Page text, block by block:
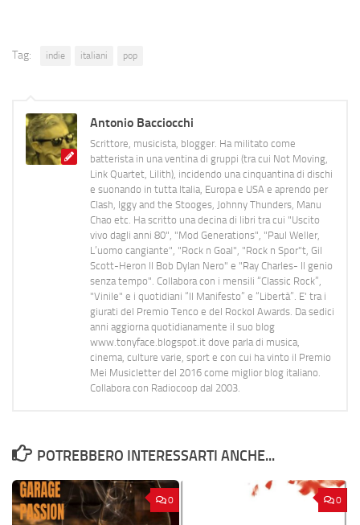
Tag: indie italiani pop
Antonio Bacciocchi
Scrittore, musicista, blogger. Ha militato come
batterista in una ventina di gruppi (tra cui Not Moving,
Link Quartet, Lilith), incidendo una cinquantina di dischi
e suonando in tutta Italia, Europa e USA e aprendo per
Clash, Iggy and the Stooges, Johnny Thunders, Manu
Chao etc. Ha scritto una decina di libri tra cui "Uscito
vivo dagli anni 80", "Mod Generations", "Paul Weller,
L’uomo cangiante", "Rock n Goal", "Rock n Spor"t, Gil
Scott-Heron Il Bob Dylan Nero" e "Ray Charles- Il genio
senza tempo". Collabora con i mensili “Classic Rock”,
"Vinile" e i quotidiani “Il Manifesto” e “Libertà”. E' tra i
giurati del Premio Tenco e del Rockol Awards. Da sedici
anni aggiorna quotidianamente il suo blog
www.tonyface.blogspot.it dove parla di musica,
cinema, culture varie, sport e con cui ha vinto il Premio
Mei Musicletter del 2016 come miglior blog italiano.
Collabora con Radiocoop dal 2003.
POTREBBERO INTERESSARTI ANCHE...
0 0